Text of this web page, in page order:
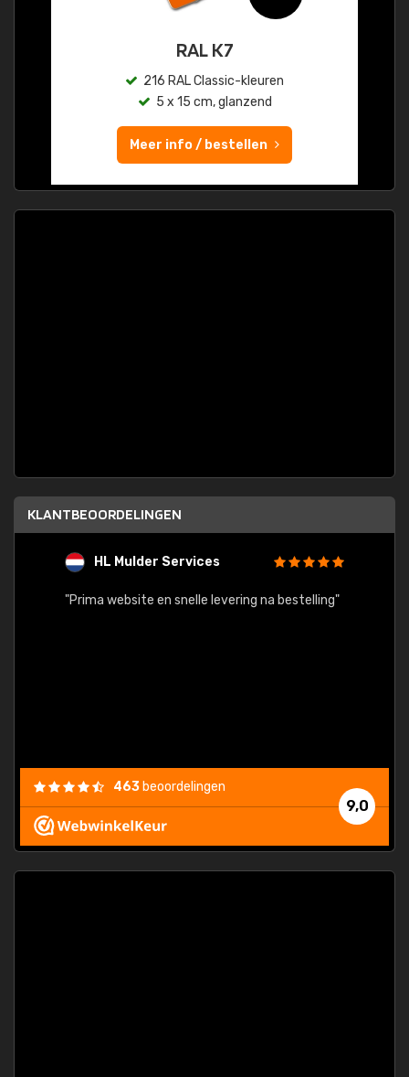
RAL K7
216 RAL Classic-kleuren
5 x 15 cm, glanzend
Meer info / bestellen
KLANTBEOORDELINGEN
HL Mulder Services
"Prima website en snelle levering na bestelling"
9,0
463 beoordelingen